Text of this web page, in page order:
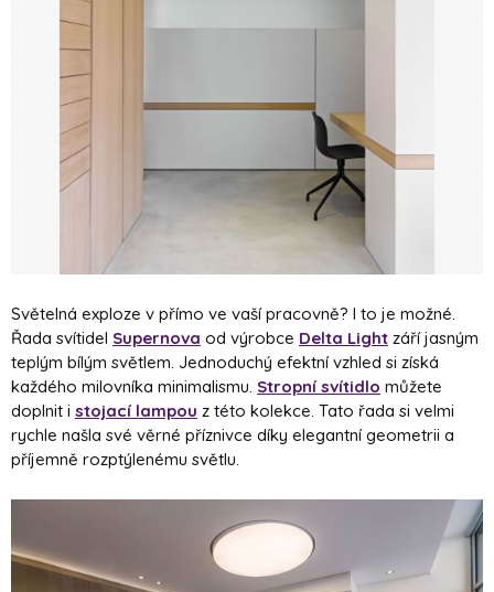
Světelná exploze v přímo ve vaší pracovně? I to je možné.
Řada svítidel Supernova od výrobce Delta Light září jasným
teplým bílým světlem. Jednoduchý efektní vzhled si získá
každého milovníka minimalismu. Stropní svítidlo můžete
doplnit i stojací lampou z této kolekce. Tato řada si velmi
rychle našla své věrné příznivce díky elegantní geometrii a
příjemně rozptýlenému světlu.